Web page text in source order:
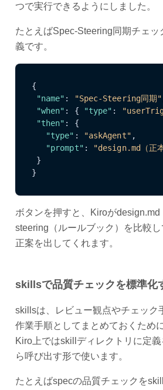
つで実行できるようにしました。
たとえばSpec-Steering同期チェッ
義です。
{
"name" : "Spec-Steering同期"
"when" : { "type" :
"then" :
{
"type" : "askAgent" ,
"prompt" :
"design.md（正
}
}
ボタンを押すと、Kiroがdesign.md
steering（ルールブック）を比較
正案を出してくれます。
skillsで品質チェックを標準化
skillsは、レビュー観点やチェック
作業手順としてまとめておくため
Kiro上ではskillディレクトリに定
ら呼び出す形で使います。
たとえばspecの品質チェックを